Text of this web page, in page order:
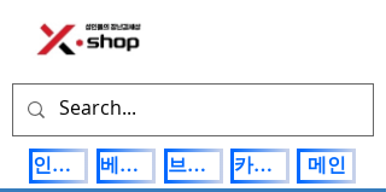
인기상품 베스트제품 브랜드관 카테고리 메인